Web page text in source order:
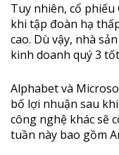
Tuy nhiên, cổ phiếu
khi tập đoàn hạ
cao. Dù vậy, nhà
kinh doanh quý‎ 3
Alphabet và
bố lợi nhuận sau
công nghệ khác sẽ
tuần này bao gồm